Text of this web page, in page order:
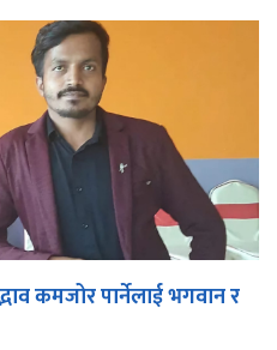
कमजोर पार्नेलाई भगवान र